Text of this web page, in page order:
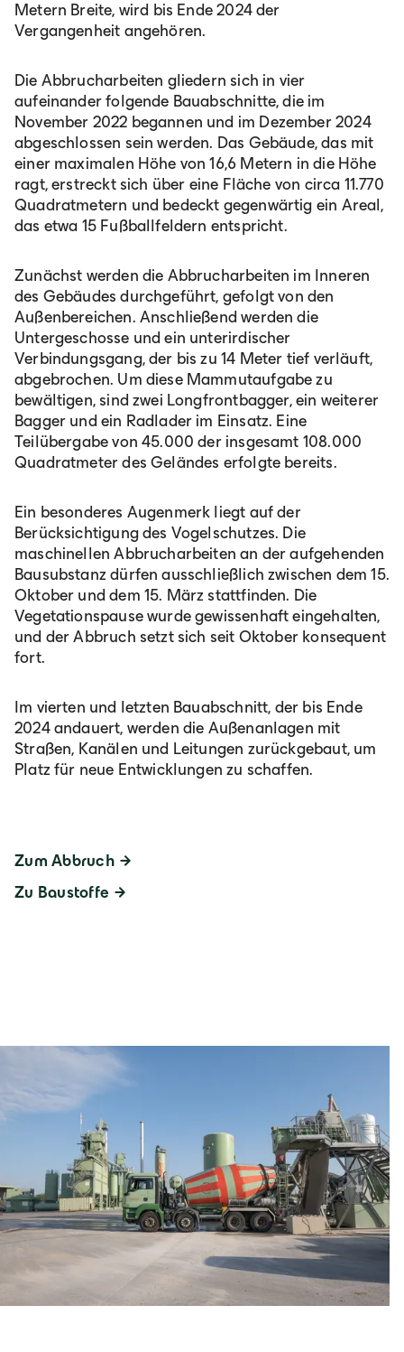
Zum Abbruch
Zu Baustoffe
Metern Breite, wird bis Ende 2024 der
Vergangenheit angehören.
Die Abbrucharbeiten gliedern sich in vier
aufeinander folgende Bauabschnitte, die im
November 2022 begannen und im Dezember 2024
abgeschlossen sein werden. Das Gebäude, das mit
einer maximalen Höhe von 16,6 Metern in die Höhe
ragt, erstreckt sich über eine Fläche von circa 11.770
Quadratmetern und bedeckt gegenwärtig ein Areal,
das etwa 15 Fußballfeldern entspricht.
Zunächst werden die Abbrucharbeiten im Inneren
des Gebäudes durchgeführt, gefolgt von den
Außenbereichen. Anschließend werden die
Untergeschosse und ein unterirdischer
Verbindungsgang, der bis zu 14 Meter tief verläuft,
abgebrochen. Um diese Mammutaufgabe zu
bewältigen, sind zwei Longfrontbagger, ein weiterer
Bagger und ein Radlader im Einsatz. Eine
Teilübergabe von 45.000 der insgesamt 108.000
Quadratmeter des Geländes erfolgte bereits.
Ein besonderes Augenmerk liegt auf der
Berücksichtigung des Vogelschutzes. Die
maschinellen Abbrucharbeiten an der aufgehenden
Bausubstanz dürfen ausschließlich zwischen dem 15.
Oktober und dem 15. März stattfinden. Die
Vegetationspause wurde gewissenhaft eingehalten,
und der Abbruch setzt sich seit Oktober konsequent
fort.
Im vierten und letzten Bauabschnitt, der bis Ende
2024 andauert, werden die Außenanlagen mit
Straßen, Kanälen und Leitungen zurückgebaut, um
Platz für neue Entwicklungen zu schaffen.